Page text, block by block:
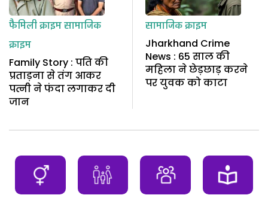
फैमिली क्राइमसामाजिक
क्राइम
Family Story : पति की
प्रताड़ना से तंग आकर
पत्नी ने फंदा लगाकर दी
जान
सामाजिक क्राइम
Jharkhand Crime
News : 65 साल की
महिला ने छेड़छाड़ करने
पर युवक को काटा